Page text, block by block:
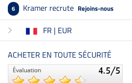
6 Kramer recrute Rejoins-nous
FR | EUR
ACHETER EN TOUTE SÉCURITÉ